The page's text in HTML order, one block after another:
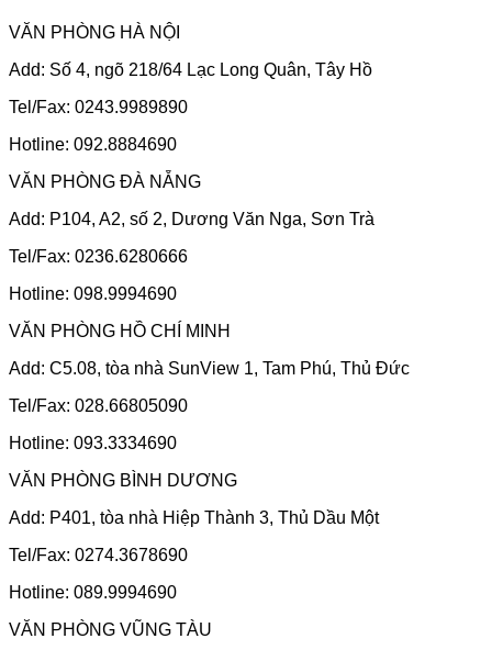
VĂN PHÒNG HÀ NỘI
Add: Số 4, ngõ 218/64 Lạc Long Quân, Tây Hồ
Tel/Fax: 0243.9989890
Hotline: 092.8884690
VĂN PHÒNG ĐÀ NẴNG
Add: P104, A2, số 2, Dương Văn Nga, Sơn Trà
Tel/Fax: 0236.6280666
Hotline: 098.9994690
VĂN PHÒNG HỒ CHÍ MINH
Add: C5.08, tòa nhà SunView 1, Tam Phú, Thủ Đức
Tel/Fax: 028.66805090
Hotline: 093.3334690
VĂN PHÒNG BÌNH DƯƠNG
Add: P401, tòa nhà Hiệp Thành 3, Thủ Dầu Một
Tel/Fax: 0274.3678690
Hotline: 089.9994690
VĂN PHÒNG VŨNG TÀU